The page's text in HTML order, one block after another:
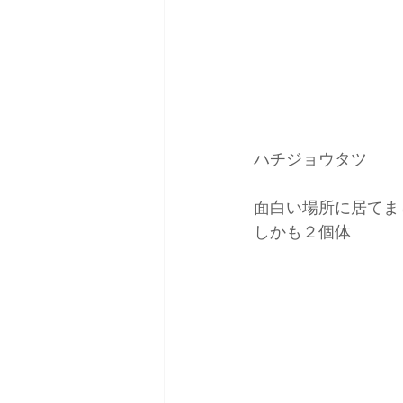
ハチジョウタツ
面白い場所に居て
しかも２個体